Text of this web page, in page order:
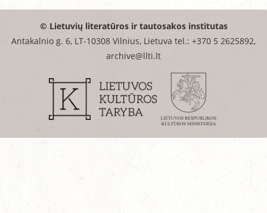
© Lietuvių literatūros ir tautosakos institutas
Antakalnio g. 6, LT-10308 Vilnius, Lietuva tel.: +370 5 2625892,
archive@llti.lt